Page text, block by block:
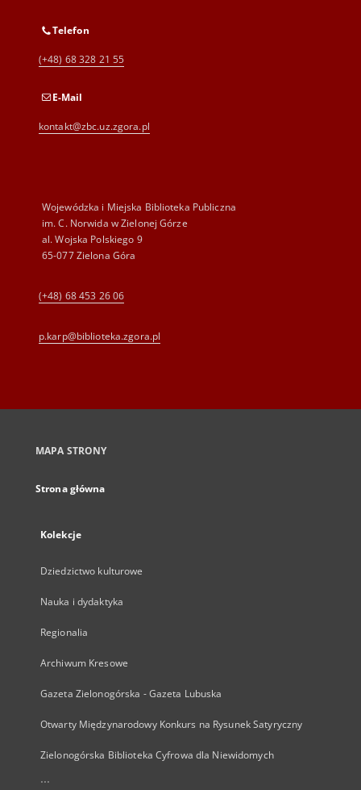
Telefon
(+48) 68 328 21 55
E-Mail
kontakt@zbc.uz.zgora.pl
Wojewódzka i Miejska Biblioteka Publiczna
im. C. Norwida w Zielonej Górze
al. Wojska Polskiego 9
65-077 Zielona Góra
(+48) 68 453 26 06
p.karp@biblioteka.zgora.pl
MAPA STRONY
Strona główna
Kolekcje
Dziedzictwo kulturowe
Nauka i dydaktyka
Regionalia
Archiwum Kresowe
Gazeta Zielonogórska - Gazeta Lubuska
Otwarty Międzynarodowy Konkurs na Rysunek Satyryczny
Zielonogórska Biblioteka Cyfrowa dla Niewidomych
...